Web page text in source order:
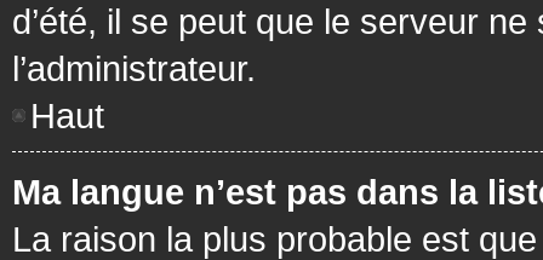
d’été, il se peut que le serveur
l’administrateur.
Haut
Ma langue n’est pas dans la
La raison la plus probable est